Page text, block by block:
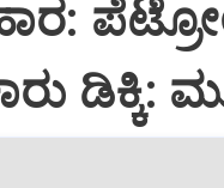
ಡಿಕ್ಕಿ: